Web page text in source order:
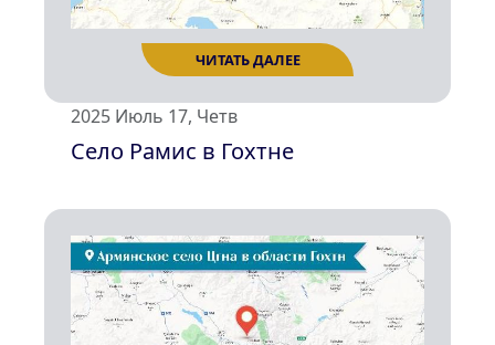
2025 Июль 17, Четв
Село Рамис в Гохтне